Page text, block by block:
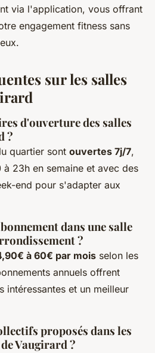
via l'application, vous offrant
engagement fitness sans
sur les salles
d'ouverture des salles
?
quartier sont ouvertes 7j/7,
23h en semaine et avec des
end pour s'adapter aux
dans une salle
?
à 60€ par mois selon les
annuels offrent
intéressantes et un meilleur
proposés dans les
Vaugirard ?